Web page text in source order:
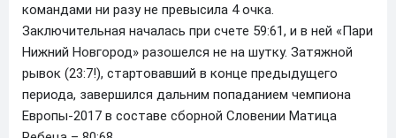
командами ни разу не превысила 4 очка.
Заключительная началась при счете 59:61, и в ней «Пари
Нижний Новгород» разошелся не на шутку. Затяжной
рывок (23:7!), стартовавший в конце предыдущего
периода, завершился дальним попаданием чемпиона
Европы-2017 в составе сборной Словении Матица